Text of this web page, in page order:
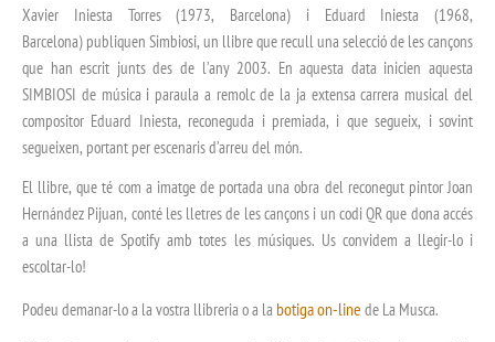
Xavier Iniesta Torres (1973, Barcelona) i Eduard Iniesta (1968,
Barcelona) publiquen Simbiosi, un llibre que recull una selecció de les cançons
que han escrit junts des de l’any 2003. En aquesta data inicien aquesta
SIMBIOSI de música i paraula a remolc de la ja extensa carrera musical del
compositor Eduard Iniesta, reconeguda i premiada, i que segueix, i sovint
segueixen, portant per escenaris d’arreu del món.
El llibre, que té com a imatge de portada una obra del reconegut pintor Joan
Hernández Pijuan, conté les lletres de les cançons i un codi QR que dona accés
a una llista de Spotify amb totes les músiques. Us convidem a llegir-lo i
escoltar-lo!
Podeu demanar-lo a la vostra llibreria o a la botiga on-line de La Musca.